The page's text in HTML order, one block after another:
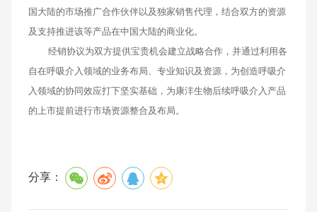
国大陆的市场推广合作伙伴以及独家销售代理，结合双方的资源
及支持推进该等产品在中国大陆的商业化。
经销协议为双方提供宝贵机会建立战略合作，并通过利用各
自在呼吸介入领域的业务布局、专业知识及资源，为创造呼吸介
入领域的协同效应打下坚实基础，为康沣生物后续呼吸介入产品
的上市提前进行市场资源整合及布局。
分享：